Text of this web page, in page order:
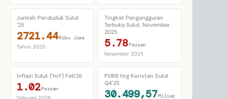
Jumlah Penduduk Sulut
'25
2721.44Ribu Jiwa
Tahun 2025
Tingkat Pengangguran
Terbuka Sulut, November
2025
5.78Persen
November 2025
Inflasi Sulut (YoY) Feb'26
1.02Persen
PDRB Hrg Konstan Sulut
Q4'25
30.499,57Miliar